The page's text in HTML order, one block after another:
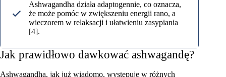
Ashwagandha działa adaptogennie, co oznacza,
że może pomóc w zwiększeniu energii rano, a
wieczorem w relaksacji i ułatwieniu zasypiania
[4].
Jak prawidłowo dawkować ashwagandę?
Ashwagandha, jak już wiadomo, występuje w różnych